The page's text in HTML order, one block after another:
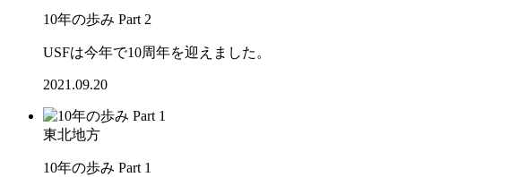
10年の歩み Part 2
USFは今年で10周年を迎えました。
2021.09.20
東北地方
10年の歩み Part 1